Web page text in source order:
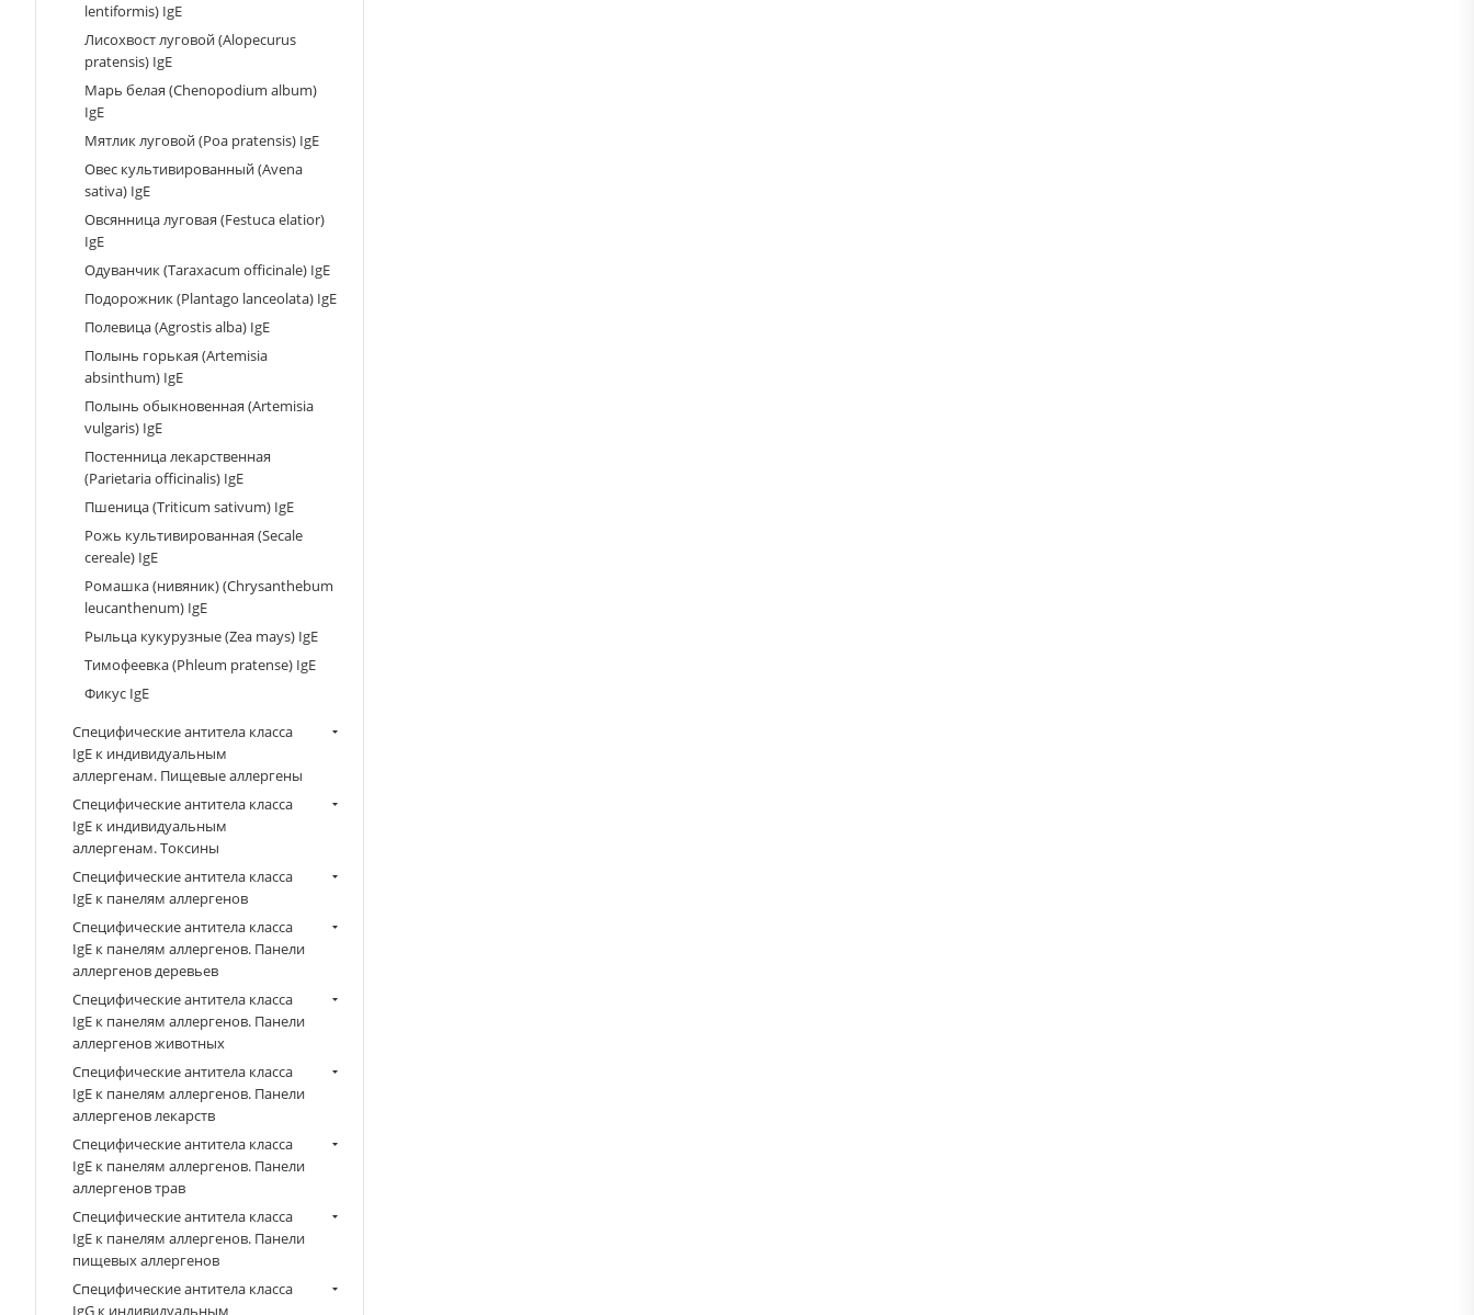
lentiformis) IgE
Лисохвост луговой (Alopecurus
pratensis) IgE
Марь белая (Chenopodium album)
IgE
Мятлик луговой (Poa pratensis) IgE
Овес культивированный (Avena
sativa) IgE
Овсянница луговая (Festuca elatior)
IgE
Одуванчик (Taraxacum officinale) IgE
Подорожник (Plantago lanceolata) IgE
Полевица (Agrostis alba) IgE
Полынь горькая (Artemisia
absinthum) IgE
Полынь обыкновенная (Artemisia
vulgaris) IgE
Постенница лекарственная
(Parietaria officinalis) IgE
Пшеница (Triticum sativum) IgE
Рожь культивированная (Secale
cereale) IgE
Ромашка (нивяник) (Chrysanthebum
leucanthenum) IgE
Рыльца кукурузные (Zea mays) IgE
Тимофеевка (Phleum pratense) IgE
Фикус IgE
Специфические антитела класса
IgE к индивидуальным
аллергенам. Пищевые аллергены
Специфические антитела класса
IgE к индивидуальным
аллергенам. Токсины
Специфические антитела класса
IgE к панелям аллергенов
Специфические антитела класса
IgE к панелям аллергенов. Панели
аллергенов деревьев
Специфические антитела класса
IgE к панелям аллергенов. Панели
аллергенов животных
Специфические антитела класса
IgE к панелям аллергенов. Панели
аллергенов лекарств
Специфические антитела класса
IgE к панелям аллергенов. Панели
аллергенов трав
Специфические антитела класса
IgE к панелям аллергенов. Панели
пищевых аллергенов
Специфические антитела класса
IgG к индивидуальным